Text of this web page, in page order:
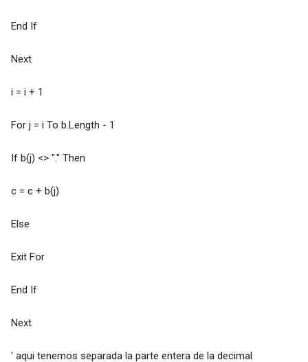
End If
Next
i = i + 1
For j = i To b.Length - 1
If b(j) <> "." Then
c = c + b(j)
Else
Exit For
End If
Next
' aqui tenemos separada la parte entera de la decimal